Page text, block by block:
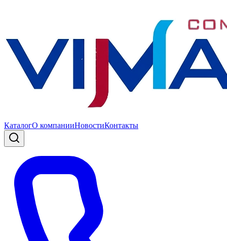
КаталогО компанииНовостиКонтакты